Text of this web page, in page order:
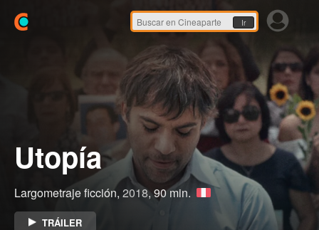
Ir
Utopía
Largometraje ficción, 2018, 90 min.
TRÁILER